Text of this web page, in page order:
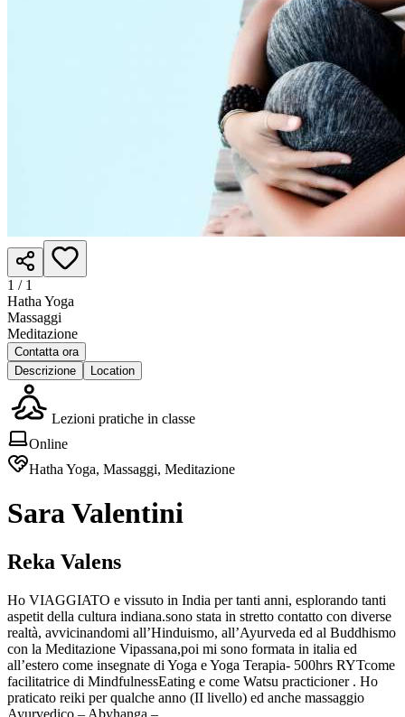
1 / 1
Hatha Yoga
Massaggi
Meditazione
Contatta ora
Descrizione
Location
Lezioni pratiche in classe
Online
Hatha Yoga, Massaggi, Meditazione
Sara Valentini
Reka Valens
Ho VIAGGIATO e vissuto in India per tanti anni, esplorando tanti
aspetit della cultura indiana.sono stata in stretto contatto con diverse
realtà, avvicinandomi all’Hinduismo, all’Ayurveda ed al Buddhismo
con la Meditazione Vipassana,poi mi sono formata in italia ed
all’estero come insegnate di Yoga e Yoga Terapia- 500hrs RYTcome
facilitatrice di MindfulnessEating e come Watsu practicioner . Ho
praticato reiki per qualche anno (II livello) ed anche massaggio
Ayurvedico – Abyhanga –